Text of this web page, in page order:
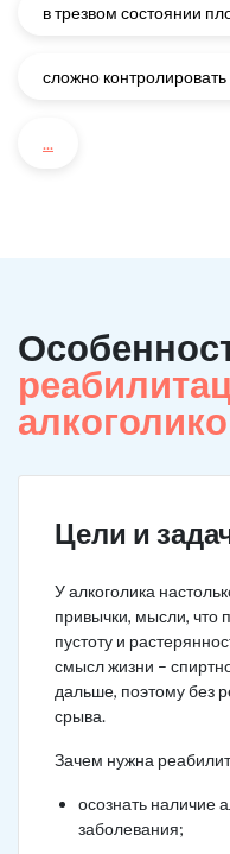
в трезвом состоянии
сложно контролировать
...
Цели и
У алкоголика
привычки, мысли, что
пустоту и
смысл жизни –
дальше, поэтому без
срыва.
Зачем нужна
осознать наличие
заболевания;